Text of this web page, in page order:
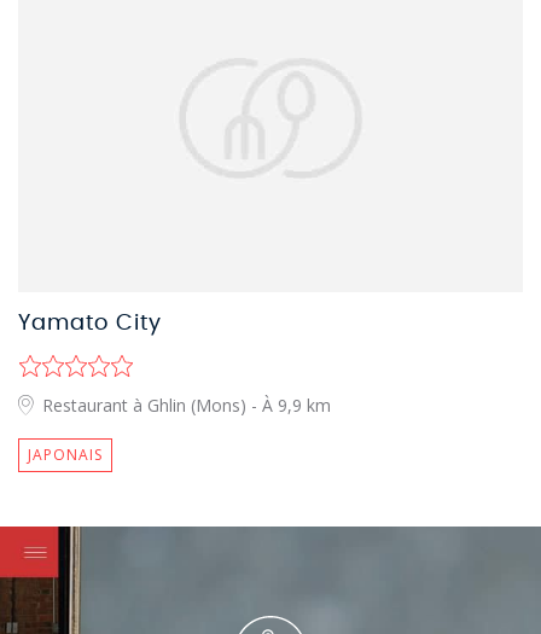
Yamato City
Restaurant à Ghlin (Mons) - À 9,9 km
JAPONAIS